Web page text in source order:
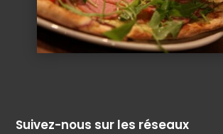
Suivez-nous sur les réseaux